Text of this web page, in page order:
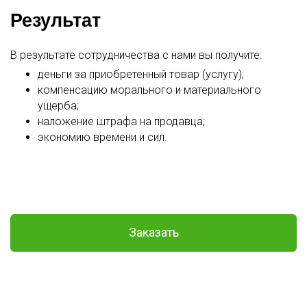
Результат
В результате сотрудничества с нами вы получите:
деньги за приобретенный товар (услугу);
компенсацию морального и материального
ущерба;
наложение штрафа на продавца;
экономию времени и сил.
Заказать